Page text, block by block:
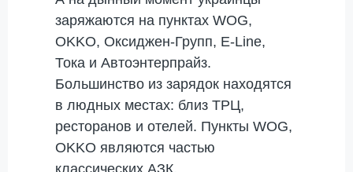
заряжаются на пунктах WOG,
OKKO, Оксиджен-Групп, E-Line,
Тока и Автоэнтерпрайз.
Большинство из зарядок находятся
в людных местах: близ ТРЦ,
ресторанов и отелей. Пункты WOG,
OKKO являются частью
классических АЗК.